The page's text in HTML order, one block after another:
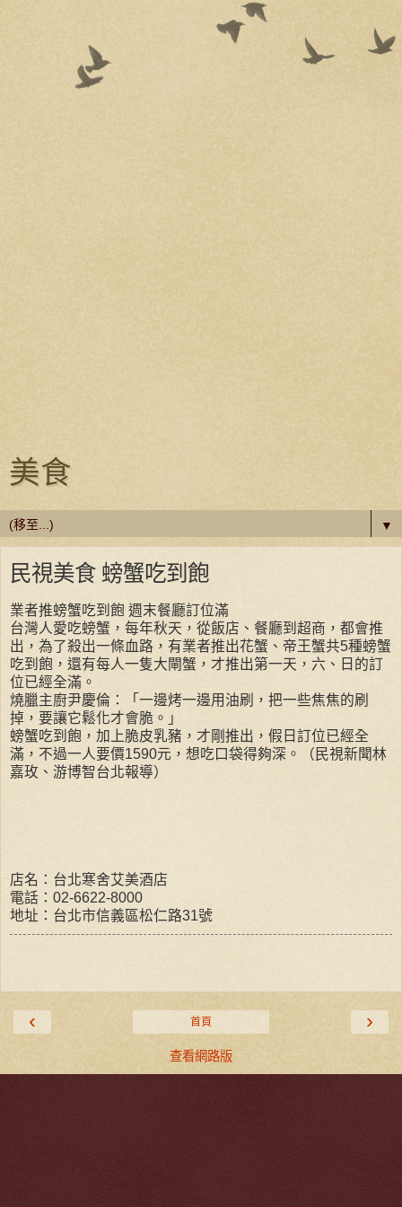
美食
▼
民視美食 螃蟹吃到飽
業者推螃蟹吃到飽 週末餐廳訂位滿
台灣人愛吃螃蟹，每年秋天，從飯店、餐廳到超商，都會推
出，為了殺出一條血路，有業者推出花蟹、帝王蟹共5種螃蟹
吃到飽，還有每人一隻大閘蟹，才推出第一天，六、日的訂
位已經全滿。
燒臘主廚尹慶倫：「一邊烤一邊用油刷，把一些焦焦的刷
掉，要讓它鬆化才會脆。」
螃蟹吃到飽，加上脆皮乳豬，才剛推出，假日訂位已經全
滿，不過一人要價1590元，想吃口袋得夠深。（民視新聞林
嘉玫、游博智台北報導）
店名：台北寒舍艾美酒店
電話：02-6622-8000
地址：台北市信義區松仁路31號
‹ ›
首頁
查看網路版